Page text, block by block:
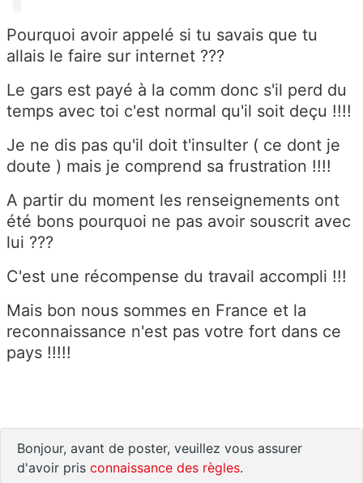
Pourquoi avoir appelé si tu savais que tu
allais le faire sur internet ???
Le gars est payé à la comm donc s'il perd du
temps avec toi c'est normal qu'il soit deçu !!!!
Je ne dis pas qu'il doit t'insulter ( ce dont je
doute ) mais je comprend sa frustration !!!!
A partir du moment les renseignements ont
été bons pourquoi ne pas avoir souscrit avec
lui ???
C'est une récompense du travail accompli !!!
Mais bon nous sommes en France et la
reconnaissance n'est pas votre fort dans ce
pays !!!!!
Bonjour, avant de poster, veuillez vous assurer
d'avoir pris connaissance des règles.